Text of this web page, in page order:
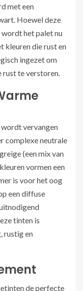
met een
Hoewel deze
wordt het palet nu
kleuren die rust en
ingezet om
rust te verstoren.
vervangen
complexe neutrale
(een mix van
vormen een
is voor het oog
een diffuse
tinten is
rustig en
de perfecte